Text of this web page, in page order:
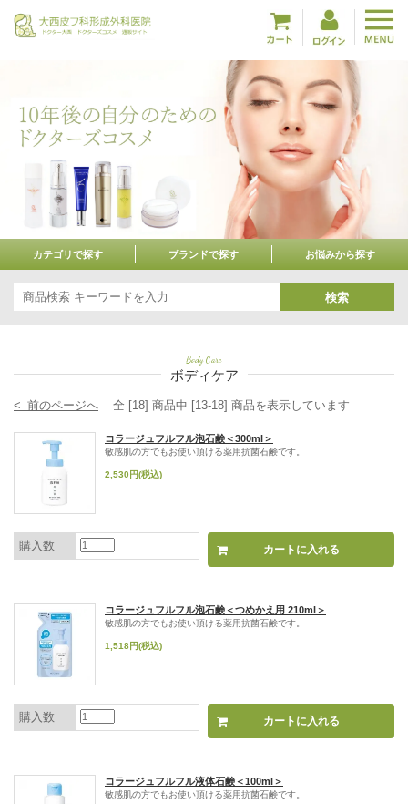
カテゴリで探す ブランドで探す お悩みから探す
検索
Body Care
ボディケア
< 前のページへ 全 [18] 商品中 [13-18] 商品を表示しています
コラージュフルフル泡石鹸＜300ml＞
敏感肌の方でもお使い頂ける薬用抗菌石鹸です。
2,530円(税込)
購入数
コラージュフルフル泡石鹸＜つめかえ用 210ml＞
敏感肌の方でもお使い頂ける薬用抗菌石鹸です。
1,518円(税込)
購入数
コラージュフルフル液体石鹸＜100ml＞
敏感肌の方でもお使い頂ける薬用抗菌石鹸です。